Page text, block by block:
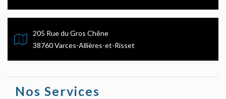
205 Rue du Gros Chêne
38760 Varces-Allières-et-Risset
Nos Services